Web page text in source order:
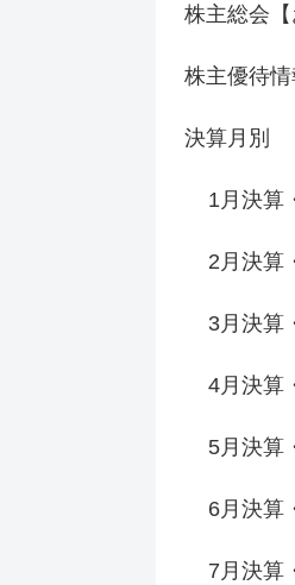
株主総会
株主優待情
決算月別
1月決算
2月決算
3月決算
4月決算
5月決算
6月決算
7月決算